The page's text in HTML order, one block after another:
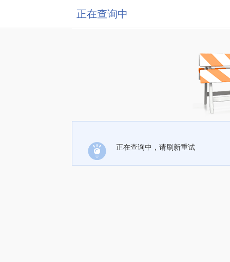
正在查询中
正在查询中，请刷新重试